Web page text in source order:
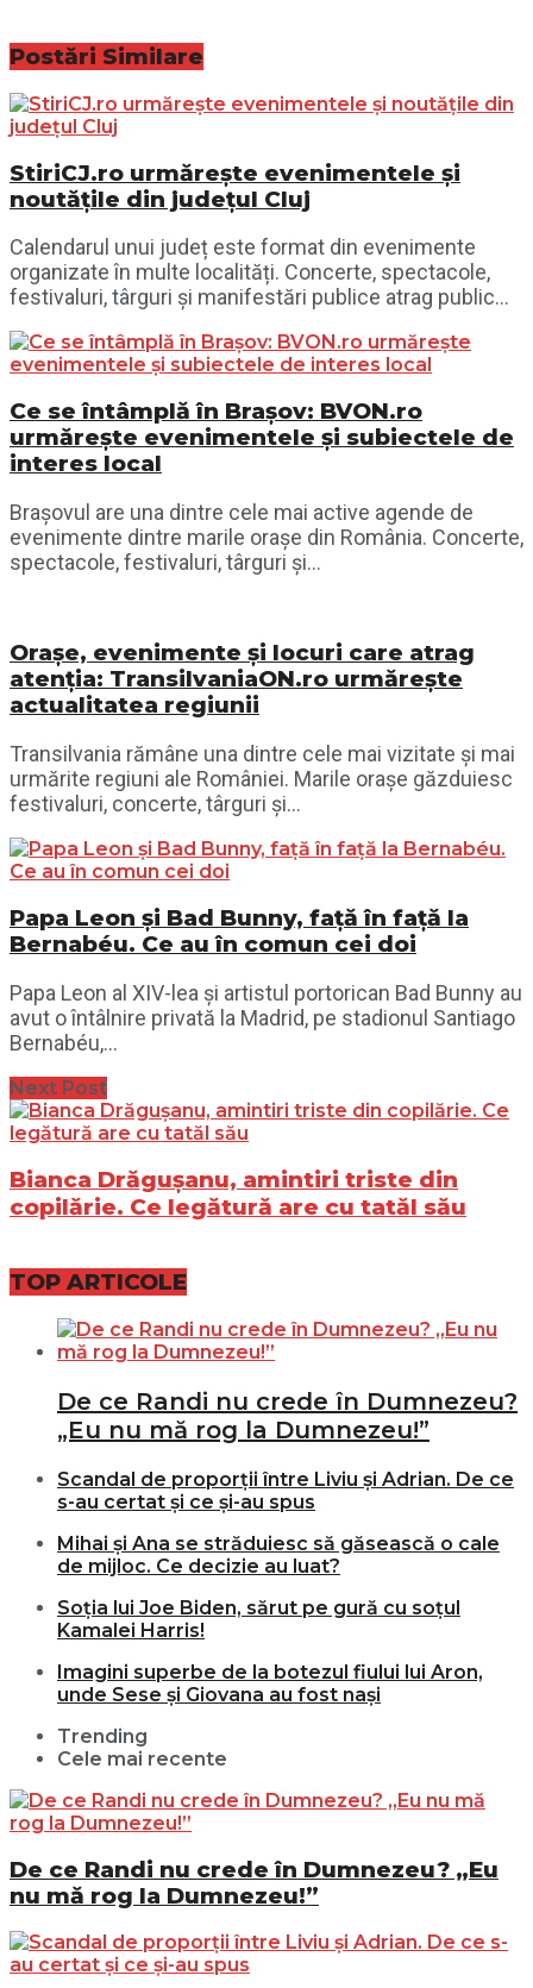
Postări Similare
StiriCJ.ro urmărește evenimentele și
noutățile din județul Cluj
Calendarul unui județ este format din evenimente
organizate în multe localități. Concerte, spectacole,
festivaluri, târguri și manifestări publice atrag public...
Ce se întâmplă în Brașov: BVON.ro
urmărește evenimentele și subiectele de
interes local
Brașovul are una dintre cele mai active agende de
evenimente dintre marile orașe din România. Concerte,
spectacole, festivaluri, târguri și...
Orașe, evenimente și locuri care atrag
atenția: TransilvaniaON.ro urmărește
actualitatea regiunii
Transilvania rămâne una dintre cele mai vizitate și mai
urmărite regiuni ale României. Marile orașe găzduiesc
festivaluri, concerte, târguri și...
Papa Leon și Bad Bunny, față în față la
Bernabéu. Ce au în comun cei doi
Papa Leon al XIV-lea și artistul portorican Bad Bunny au
avut o întâlnire privată la Madrid, pe stadionul Santiago
Bernabéu,...
Next Post
Bianca Drăgușanu, amintiri triste din
copilărie. Ce legătură are cu tatăl său
TOP ARTICOLE
De ce Randi nu crede în Dumnezeu?
„Eu nu mă rog la Dumnezeu!”
Scandal de proporții între Liviu și Adrian. De ce
s-au certat și ce și-au spus
Mihai și Ana se străduiesc să găsească o cale
de mijloc. Ce decizie au luat?
Soția lui Joe Biden, sărut pe gură cu soțul
Kamalei Harris!
Imagini superbe de la botezul fiului lui Aron,
unde Sese și Giovana au fost nași
Trending
Cele mai recente
De ce Randi nu crede în Dumnezeu? „Eu
nu mă rog la Dumnezeu!”